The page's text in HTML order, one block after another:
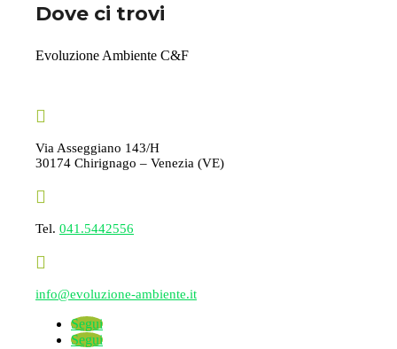
Dove ci trovi
Evoluzione Ambiente C&F

Via Asseggiano 143/H
30174 Chirignago – Venezia (VE)

Tel. 041.5442556

info@evoluzione-ambiente.it
Segui
Segui